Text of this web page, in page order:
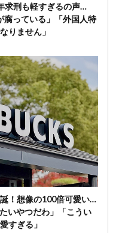
求刑も軽すぎるの声…
腐っている」「外国人特
りません」
！想像の100倍可愛い…
いやつだわ」「こうい
すぎる」